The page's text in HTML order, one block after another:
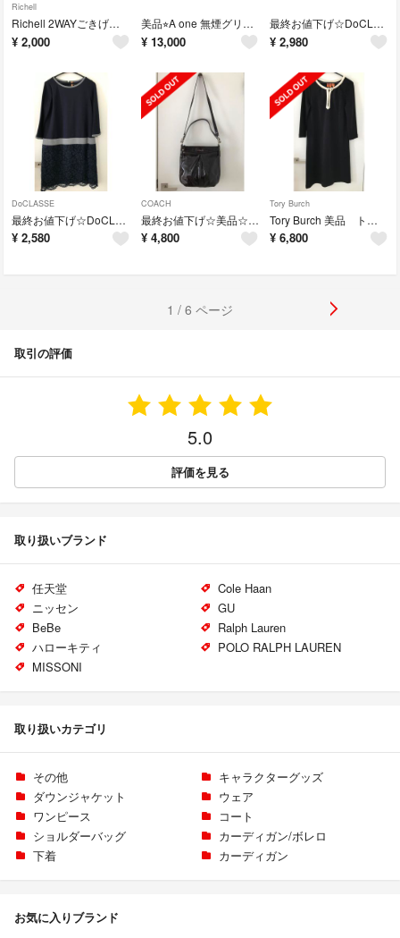
Richell
Richell 2WAYごきげんチェア アイボリー
¥ 2,000
美品⭐︎A one 無煙グリル エーワン 焼肉 バーベキュー BBQ
¥ 13,000
最終お値下げ☆DoCLASSE ドッキング 切り替え ワンピース
¥ 2,980
DoCLASSE
最終お値下げ☆DoCLASSE ドッキング ワンピース 切り替えレース
¥ 2,580
COACH
最終お値下げ☆美品☆Coach コーチ ショルダーハンドバッグ
¥ 4,800
Tory Burch
Tory Burch 美品 トリーバーチ ワンピース
¥ 6,800
1 / 6 ページ
取引の評価
5.0
評価を見る
取り扱いブランド
任天堂
Cole Haan
ニッセン
GU
BeBe
Ralph Lauren
ハローキティ
POLO RALPH LAUREN
MISSONI
取り扱いカテゴリ
その他
キャラクターグッズ
ダウンジャケット
ウェア
ワンピース
コート
ショルダーバッグ
カーディガン/ボレロ
下着
カーディガン
お気に入りブランド